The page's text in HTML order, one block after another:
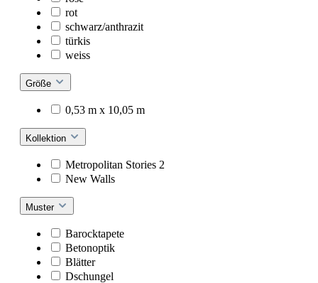
rot
schwarz/anthrazit
türkis
weiss
Größe
0,53 m x 10,05 m
Kollektion
Metropolitan Stories 2
New Walls
Muster
Barocktapete
Betonoptik
Blätter
Dschungel